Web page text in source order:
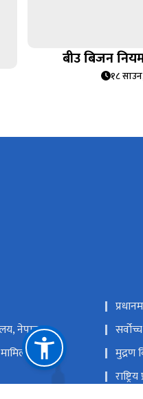
बीउ बिजन
१८
नेपाल
मन्त्रालय
मुद्रण